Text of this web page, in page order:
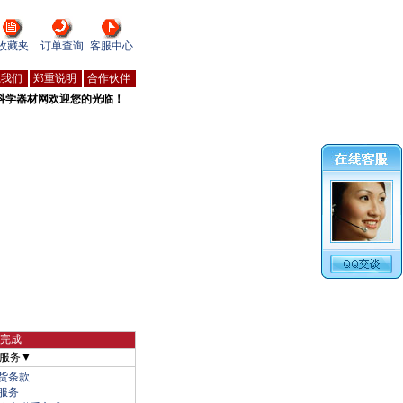
藏夹 订单查询 客服中心
们 郑重说明
合作伙伴
学器材网欢迎您的光临！
成
务▼
条款
务